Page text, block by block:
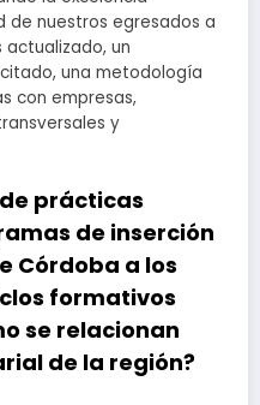
de nuestros egresados a
un
una metodología
con empresas,
y
prácticas
de inserción
Córdoba a los
formativos
se relacionan
de la región?